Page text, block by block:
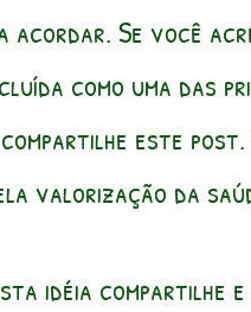
acordar. Se você
como uma das
este
valorização da
idéia compartilhe